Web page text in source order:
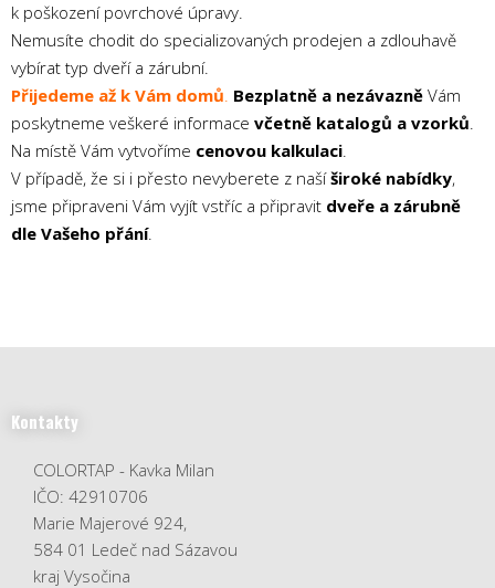
k poškození povrchové úpravy.
Nemusíte chodit do specializovaných prodejen a zdlouhavě
vybírat typ dveří a zárubní.
Přijedeme až k Vám domů. Bezplatně a nezávazně Vám
poskytneme veškeré informace včetně katalogů a vzorků.
Na místě Vám vytvoříme cenovou kalkulaci.
V případě, že si i přesto nevyberete z našíširoké nabídky,
jsme připraveni Vám vyjít vstříc a připravit dveře a zárubně
dle Vašeho přání.
Kontakty
COLORTAP - Kavka Milan
IČO: 42910706
Marie Majerové 924,
584 01 Ledeč nad Sázavou
kraj Vysočina